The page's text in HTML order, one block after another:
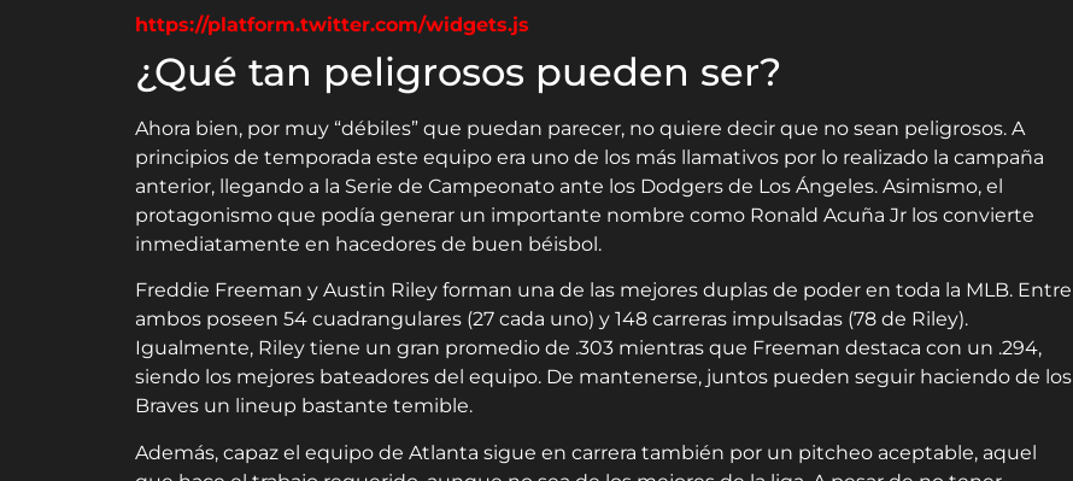
https://platform.twitter.com/widgets.js
¿Qué tan peligrosos pueden ser?
Ahora bien, por muy “débiles” que puedan parecer, no quiere decir que no sean peligrosos. A
principios de temporada este equipo era uno de los más llamativos por lo realizado la campaña
anterior, llegando a la Serie de Campeonato ante los Dodgers de Los Ángeles. Asimismo, el
protagonismo que podía generar un importante nombre como Ronald Acuña Jr los convierte
inmediatamente en hacedores de buen béisbol.
Freddie Freeman y Austin Riley forman una de las mejores duplas de poder en toda la MLB. Entre
ambos poseen 54 cuadrangulares (27 cada uno) y 148 carreras impulsadas (78 de Riley).
Igualmente, Riley tiene un gran promedio de .303 mientras que Freeman destaca con un .294,
siendo los mejores bateadores del equipo. De mantenerse, juntos pueden seguir haciendo de los
Braves un lineup bastante temible.
Además, capaz el equipo de Atlanta sigue en carrera también por un pitcheo aceptable, aquel